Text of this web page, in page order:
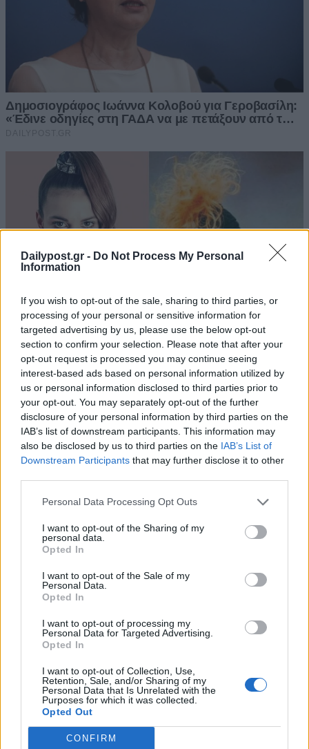
Dailypost.gr - Do Not Process My Personal
Information
If you wish to opt-out of the sale, sharing to third parties, or
processing of your personal or sensitive information for
targeted advertising by us, please use the below opt-out
section to confirm your selection. Please note that after your
opt-out request is processed you may continue seeing
interest-based ads based on personal information utilized by
us or personal information disclosed to third parties prior to
your opt-out. You may separately opt-out of the further
disclosure of your personal information by third parties on the
IAB’s list of downstream participants. This information may
also be disclosed by us to third parties on the IAB’s List of
Downstream Participants that may further disclose it to other
Personal Data Processing Opt Outs
I want to opt-out of the Sharing of my
personal data.
Opted In
I want to opt-out of the Sale of my
Personal Data.
Opted In
I want to opt-out of processing my
Personal Data for Targeted Advertising.
Opted In
I want to opt-out of Collection, Use,
Retention, Sale, and/or Sharing of my
Personal Data that Is Unrelated with the
Purposes for which it was collected.
Opted Out
CONFIRM